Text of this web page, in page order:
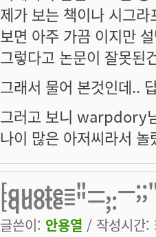
제가 보는 책이나 시그
보면 아주 가끔 이지만
그렇다고 논문이 잘못된
그래서 물어 본것인데..
그러고 보니 warpdory
나이 많은 아저씨라서 놀
[quote="ㅡ,.ㅡ
[quote="ㅡ,.
글쓴이: 안용열 / 작성시간